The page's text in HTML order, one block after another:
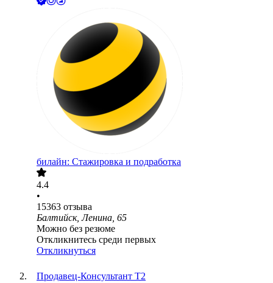
билайн: Стажировка и подработка
4.4
•
15363 отзыва
Балтийск, Ленина, 65
Можно без резюме
Откликнитесь среди первых
Откликнуться
Продавец-Консультант Т2